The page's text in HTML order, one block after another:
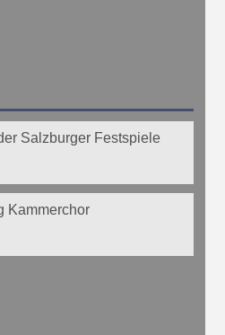
Salzburger Festspiele
Kammerchor